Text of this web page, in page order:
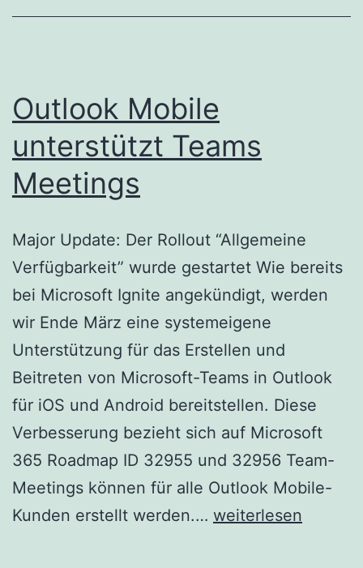
Outlook Mobile
unterstützt Teams
Meetings
Major Update: Der Rollout “Allgemeine
Verfügbarkeit” wurde gestartet Wie bereits
bei Microsoft Ignite angekündigt, werden
wir Ende März eine systemeigene
Unterstützung für das Erstellen und
Beitreten von Microsoft-Teams in Outlook
für iOS und Android bereitstellen. Diese
Verbesserung bezieht sich auf Microsoft
365 Roadmap ID 32955 und 32956 Team-
Meetings können für alle Outlook Mobile-
Kunden erstellt werden.… Outlook
weiterlesen